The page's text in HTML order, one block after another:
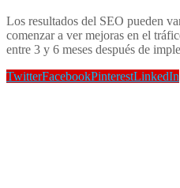
Los resultados del SEO pueden
comenzar a ver mejoras en el
entre 3 y 6 meses después de
TwitterFacebookPinterestLinkedIn